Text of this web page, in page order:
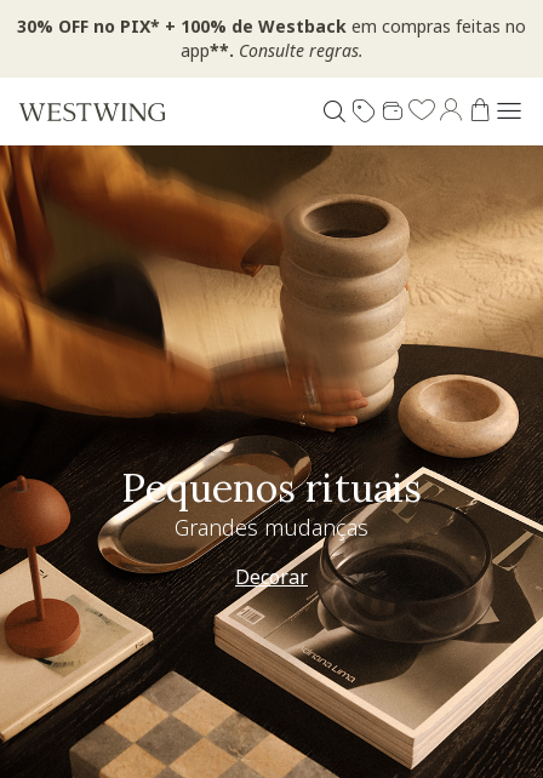
30% OFF no PIX* + 100% de Westback em compras feitas no
app**. Consulte regras.
Pequenos rituais
Grandes mudanças
Decorar